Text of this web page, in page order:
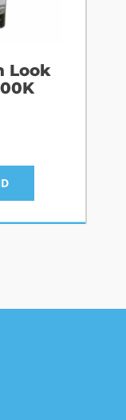
Look